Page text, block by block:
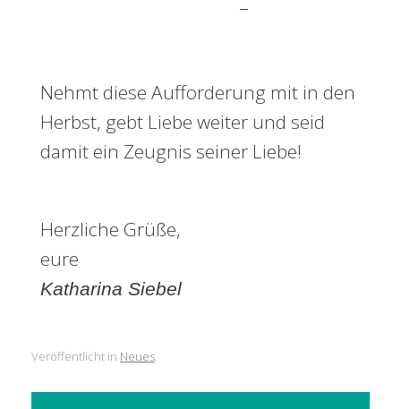
–
Nehmt diese Aufforderung mit in den
Herbst, gebt Liebe weiter und seid
damit ein Zeugnis seiner Liebe!
Herzliche Grüße,
eure
Katharina Siebel
Veröffentlicht in Neues.